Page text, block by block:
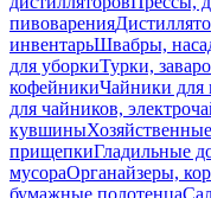
пивоварения
инвентарьШвабры,
для уборкиТурки,
кофейникиЧайники для
для чайников,
кувшины
прищепкиГладильные
мусораОрганайзеры,
бумажные полотенца